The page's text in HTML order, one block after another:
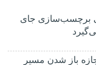
برچسب‌سازی جای
باز شدن مسیر